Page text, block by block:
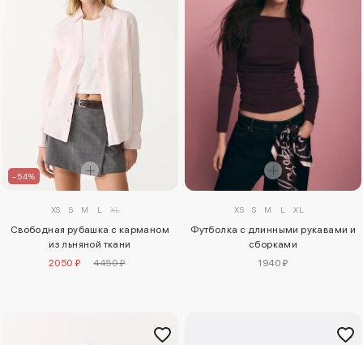
–54%
XS S M L XL
Свободная рубашка с карманом
из льняной ткани
2050 ₽
4450 ₽
XS S M L XL
Футболка с длинными рукавами и
сборками
1940 ₽